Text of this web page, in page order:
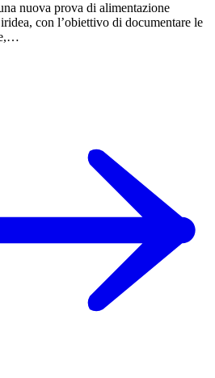
nuova prova di alimentazione
con l’obiettivo di documentare le